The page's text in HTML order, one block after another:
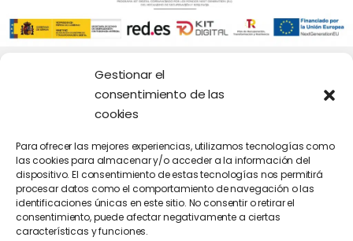
Gestionar el
consentimiento de las
cookies
Para ofrecer las mejores experiencias, utilizamos tecnologías como
las cookies para almacenar y/o acceder a la información del
dispositivo. El consentimiento de estas tecnologías nos permitirá
procesar datos como el comportamiento de navegación o las
identificaciones únicas en este sitio. No consentir o retirar el
consentimiento, puede afectar negativamente a ciertas
características y funciones.
Destacamos…